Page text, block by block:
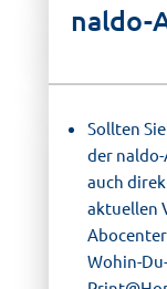
naldo-
Sollten
der
auch
aktuellen
Wohin-